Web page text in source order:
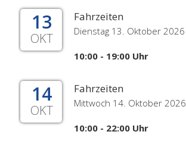
13
OKT
Fahrzeiten
Dienstag 13. Oktober 2026
10:00 - 19:00 Uhr
14
OKT
Fahrzeiten
Mittwoch 14. Oktober 2026
10:00 - 22:00 Uhr